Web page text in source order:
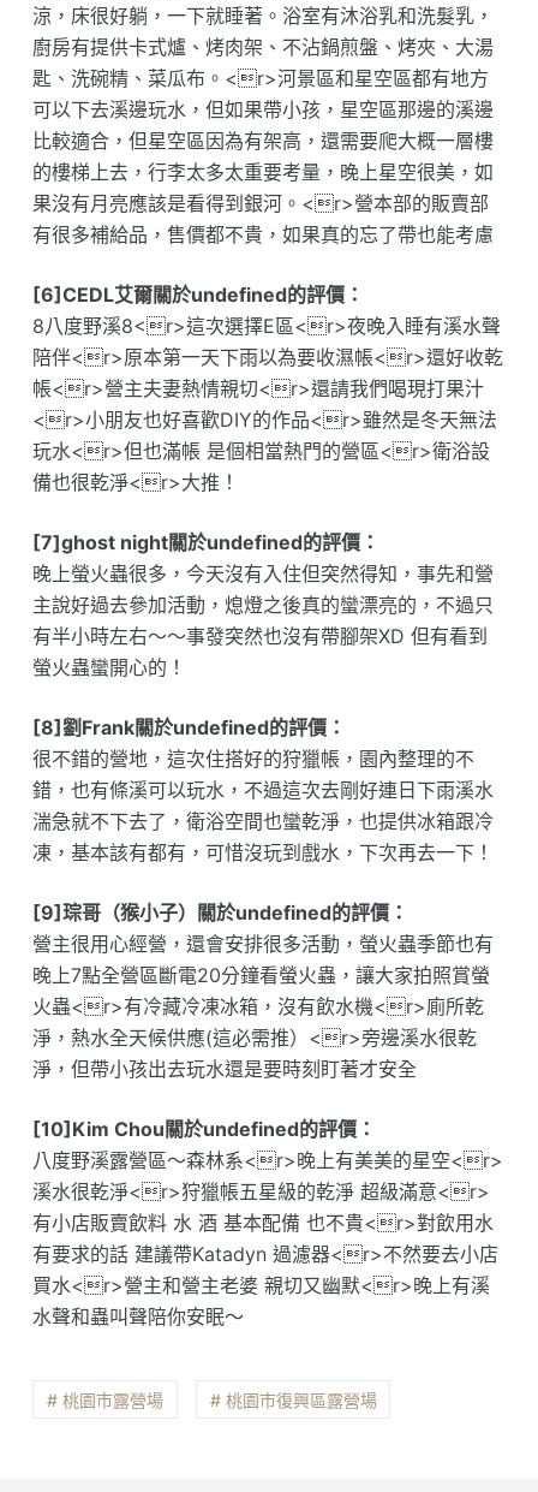
涼，床很好躺，一下就睡著。浴室有沐浴乳和洗髮乳，
廚房有提供卡式爐、烤肉架、不沾鍋煎盤、烤夾、大湯
匙、洗碗精、菜瓜布。<r>河景區和星空區都有地方
可以下去溪邊玩水，但如果帶小孩，星空區那邊的溪邊
比較適合，但星空區因為有架高，還需要爬大概一層樓
的樓梯上去，行李太多太重要考量，晚上星空很美，如
果沒有月亮應該是看得到銀河。<r>營本部的販賣部
有很多補給品，售價都不貴，如果真的忘了帶也能考慮
[6]CEDL艾爾關於undefined的評價：
8八度野溪8<r>這次選擇E區<r>夜晚入睡有溪水聲
陪伴<r>原本第一天下雨以為要收濕帳<r>還好收乾
帳<r>營主夫妻熱情親切<r>還請我們喝現打果汁
<r>小朋友也好喜歡DIY的作品<r>雖然是冬天無法
玩水<r>但也滿帳 是個相當熱門的營區<r>衛浴設
備也很乾淨<r>大推！
[7]ghost night關於undefined的評價：
晚上螢火蟲很多，今天沒有入住但突然得知，事先和營
主說好過去參加活動，熄燈之後真的蠻漂亮的，不過只
有半小時左右～～事發突然也沒有帶腳架XD 但有看到
螢火蟲蠻開心的！
[8]劉Frank關於undefined的評價：
很不錯的營地，這次住搭好的狩獵帳，園內整理的不
錯，也有條溪可以玩水，不過這次去剛好連日下雨溪水
湍急就不下去了，衛浴空間也蠻乾淨，也提供冰箱跟冷
凍，基本該有都有，可惜沒玩到戲水，下次再去一下！
[9]琮哥（猴小子）關於undefined的評價：
營主很用心經營，還會安排很多活動，螢火蟲季節也有
晚上7點全營區斷電20分鐘看螢火蟲，讓大家拍照賞螢
火蟲<r>有冷藏冷凍冰箱，沒有飲水機<r>廁所乾
淨，熱水全天候供應(這必需推）<r>旁邊溪水很乾
淨，但帶小孩出去玩水還是要時刻盯著才安全
[10]Kim Chou關於undefined的評價：
八度野溪露營區～森林系<r>晚上有美美的星空<r>
溪水很乾淨<r>狩獵帳五星級的乾淨 超級滿意<r>
有小店販賣飲料 水 酒 基本配備 也不貴<r>對飲用水
有要求的話 建議帶Katadyn 過濾器<r>不然要去小店
買水<r>營主和營主老婆 親切又幽默<r>晚上有溪
水聲和蟲叫聲陪你安眠～
# 桃園市露營場 # 桃園市復興區露營場